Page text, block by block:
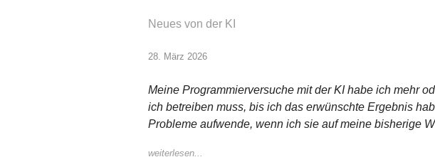
Neues von der KI
28. März 2026
Meine Programmierversuche mit der KI habe ich mehr
ich betreiben muss, bis ich das erwünschte Ergebnis
Probleme aufwende, wenn ich sie auf meine bisherige
weiterlesen...